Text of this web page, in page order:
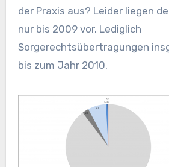
der Praxis aus? Leider liegen
nur bis 2009 vor. Lediglich
Sorgerechtsübertragungen
bis zum Jahr 2010.